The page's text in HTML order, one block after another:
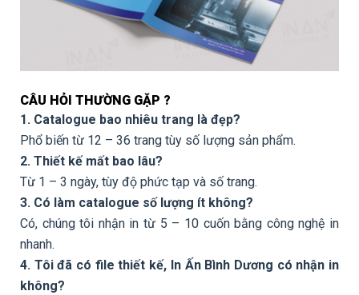
CÂU HỎI THƯỜNG GẶP ?
1. Catalogue bao nhiêu trang là đẹp?
Phổ biến từ 12 – 36 trang tùy số lượng sản phẩm.
2. Thiết kế mất bao lâu?
Từ 1 – 3 ngày, tùy độ phức tạp và số trang.
3. Có làm catalogue số lượng ít không?
Có, chúng tôi nhận in từ 5 – 10 cuốn bằng công nghệ in
nhanh.
4. Tôi đã có file thiết kế, In Ấn Bình Dương có nhận in
không?